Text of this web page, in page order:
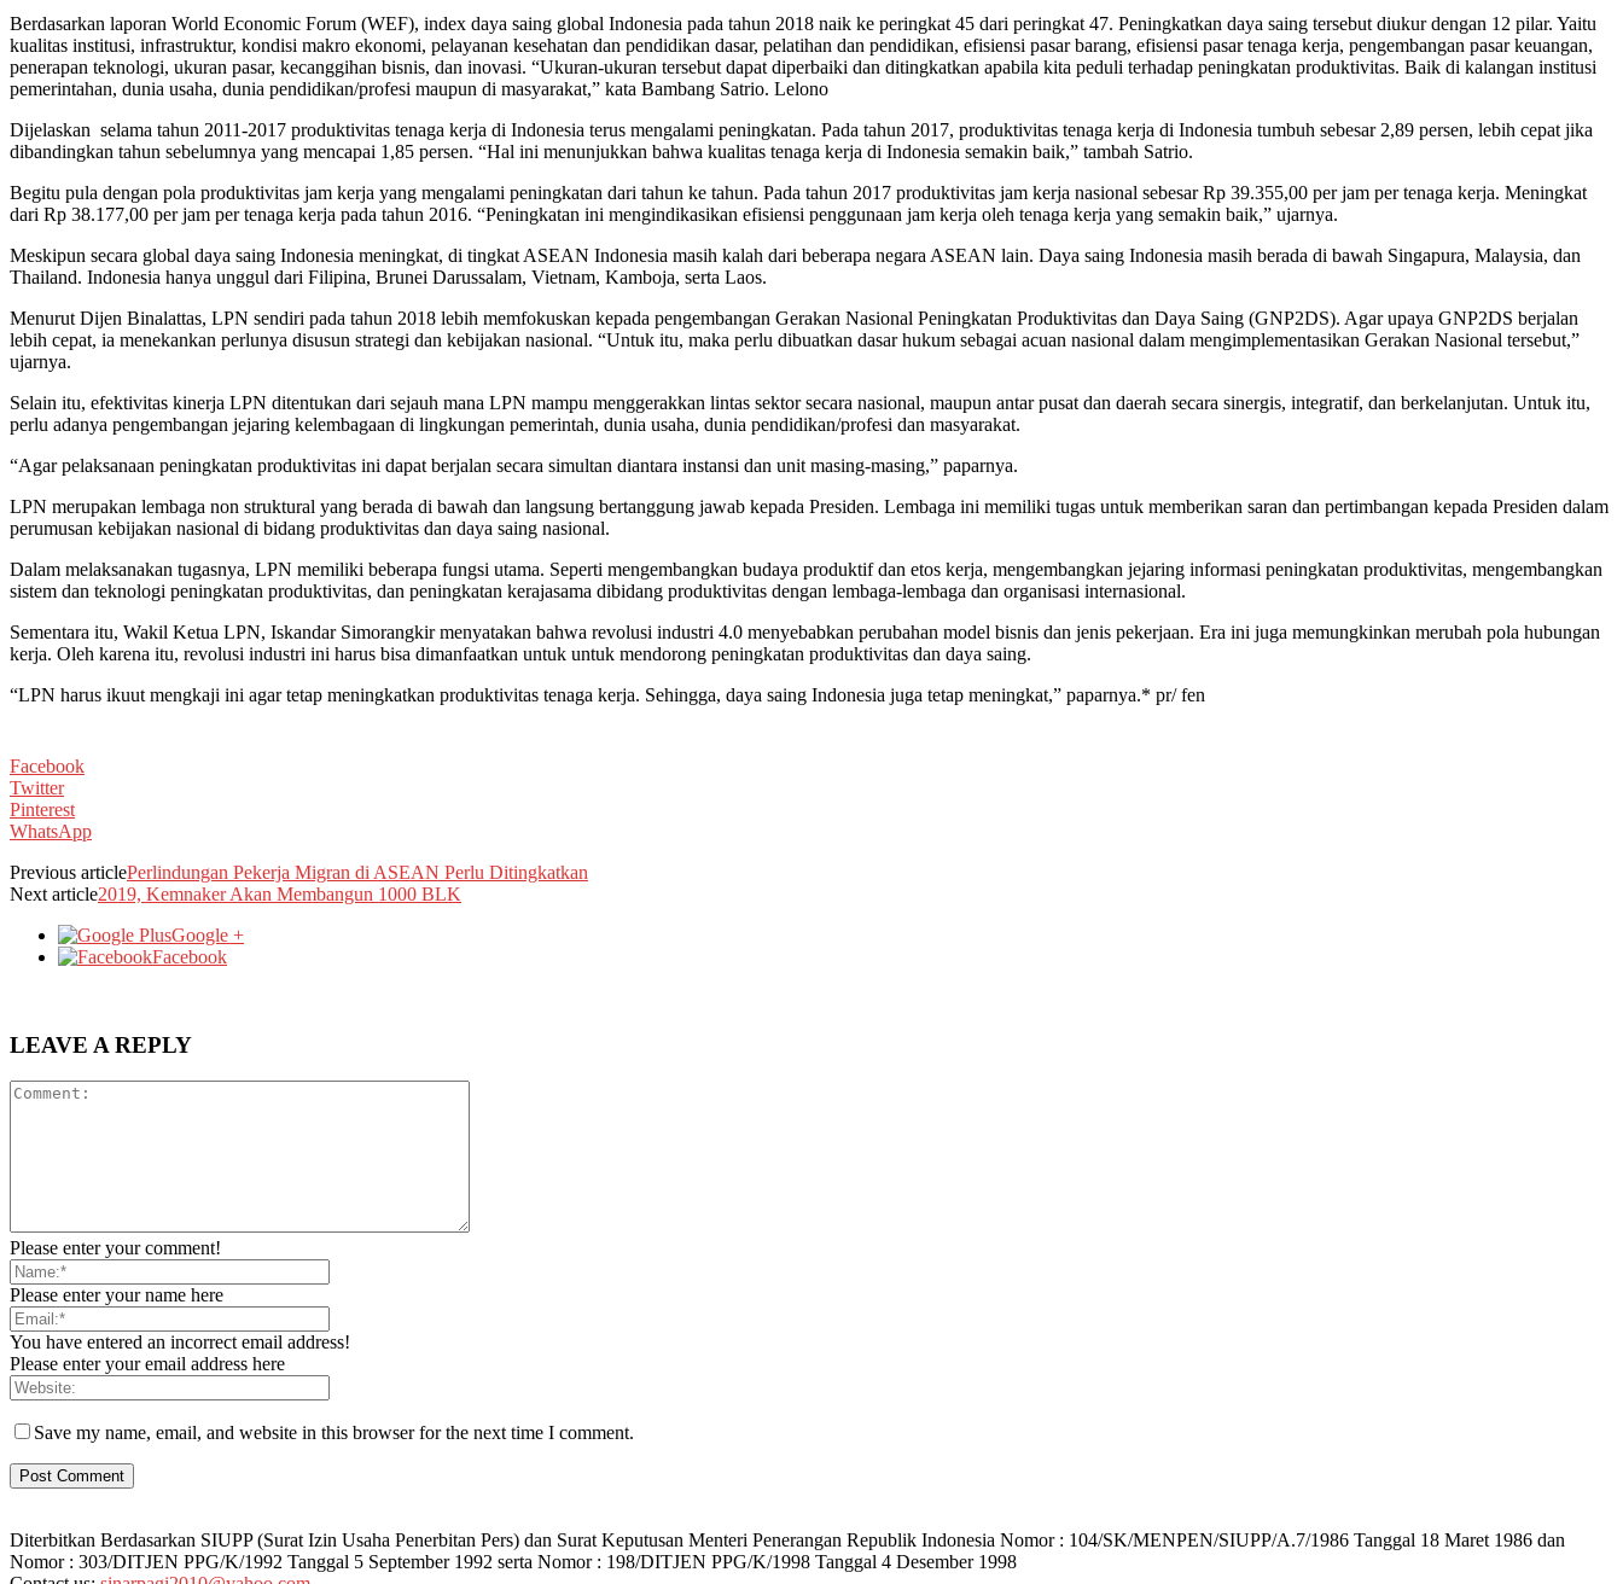
Berdasarkan laporan World Economic Forum (WEF), index daya saing global Indonesia pada tahun 2018 naik ke peringkat 45 dari peringkat 47. Peningkatkan daya saing tersebut diukur dengan 12 pilar. Yaitu
kualitas institusi, infrastruktur, kondisi makro ekonomi, pelayanan kesehatan dan pendidikan dasar, pelatihan dan pendidikan, efisiensi pasar barang, efisiensi pasar tenaga kerja, pengembangan pasar keuangan,
penerapan teknologi, ukuran pasar, kecanggihan bisnis, dan inovasi. “Ukuran-ukuran tersebut dapat diperbaiki dan ditingkatkan apabila kita peduli terhadap peningkatan produktivitas. Baik di kalangan institusi
pemerintahan, dunia usaha, dunia pendidikan/profesi maupun di masyarakat,” kata Bambang Satrio. Lelono
Dijelaskan selama tahun 2011-2017 produktivitas tenaga kerja di Indonesia terus mengalami peningkatan. Pada tahun 2017, produktivitas tenaga kerja di Indonesia tumbuh sebesar 2,89 persen, lebih cepat jika
dibandingkan tahun sebelumnya yang mencapai 1,85 persen. “Hal ini menunjukkan bahwa kualitas tenaga kerja di Indonesia semakin baik,” tambah Satrio.
Begitu pula dengan pola produktivitas jam kerja yang mengalami peningkatan dari tahun ke tahun. Pada tahun 2017 produktivitas jam kerja nasional sebesar Rp 39.355,00 per jam per tenaga kerja. Meningkat
dari Rp 38.177,00 per jam per tenaga kerja pada tahun 2016. “Peningkatan ini mengindikasikan efisiensi penggunaan jam kerja oleh tenaga kerja yang semakin baik,” ujarnya.
Meskipun secara global daya saing Indonesia meningkat, di tingkat ASEAN Indonesia masih kalah dari beberapa negara ASEAN lain. Daya saing Indonesia masih berada di bawah Singapura, Malaysia, dan
Thailand. Indonesia hanya unggul dari Filipina, Brunei Darussalam, Vietnam, Kamboja, serta Laos.
Menurut Dijen Binalattas, LPN sendiri pada tahun 2018 lebih memfokuskan kepada pengembangan Gerakan Nasional Peningkatan Produktivitas dan Daya Saing (GNP2DS). Agar upaya GNP2DS berjalan
lebih cepat, ia menekankan perlunya disusun strategi dan kebijakan nasional. “Untuk itu, maka perlu dibuatkan dasar hukum sebagai acuan nasional dalam mengimplementasikan Gerakan Nasional tersebut,”
ujarnya.
Selain itu, efektivitas kinerja LPN ditentukan dari sejauh mana LPN mampu menggerakkan lintas sektor secara nasional, maupun antar pusat dan daerah secara sinergis, integratif, dan berkelanjutan. Untuk itu,
perlu adanya pengembangan jejaring kelembagaan di lingkungan pemerintah, dunia usaha, dunia pendidikan/profesi dan masyarakat.
“Agar pelaksanaan peningkatan produktivitas ini dapat berjalan secara simultan diantara instansi dan unit masing-masing,” paparnya.
LPN merupakan lembaga non struktural yang berada di bawah dan langsung bertanggung jawab kepada Presiden. Lembaga ini memiliki tugas untuk memberikan saran dan pertimbangan kepada Presiden dalam
perumusan kebijakan nasional di bidang produktivitas dan daya saing nasional.
Dalam melaksanakan tugasnya, LPN memiliki beberapa fungsi utama. Seperti mengembangkan budaya produktif dan etos kerja, mengembangkan jejaring informasi peningkatan produktivitas, mengembangkan
sistem dan teknologi peningkatan produktivitas, dan peningkatan kerajasama dibidang produktivitas dengan lembaga-lembaga dan organisasi internasional.
Sementara itu, Wakil Ketua LPN, Iskandar Simorangkir menyatakan bahwa revolusi industri 4.0 menyebabkan perubahan model bisnis dan jenis pekerjaan. Era ini juga memungkinkan merubah pola hubungan
kerja. Oleh karena itu, revolusi industri ini harus bisa dimanfaatkan untuk untuk mendorong peningkatan produktivitas dan daya saing.
“LPN harus ikuut mengkaji ini agar tetap meningkatkan produktivitas tenaga kerja. Sehingga, daya saing Indonesia juga tetap meningkat,” paparnya.* pr/ fen
Facebook
Twitter
Pinterest
WhatsApp
Previous articlePerlindungan Pekerja Migran di ASEAN Perlu Ditingkatkan
Next article2019, Kemnaker Akan Membangun 1000 BLK
Google +
Facebook
LEAVE A REPLY
Please enter your comment!
Please enter your name here
You have entered an incorrect email address!
Please enter your email address here
Save my name, email, and website in this browser for the next time I comment.
Diterbitkan Berdasarkan SIUPP (Surat Izin Usaha Penerbitan Pers) dan Surat Keputusan Menteri Penerangan Republik Indonesia Nomor : 104/SK/MENPEN/SIUPP/A.7/1986 Tanggal 18 Maret 1986 dan
Nomor : 303/DITJEN PPG/K/1992 Tanggal 5 September 1992 serta Nomor : 198/DITJEN PPG/K/1998 Tanggal 4 Desember 1998